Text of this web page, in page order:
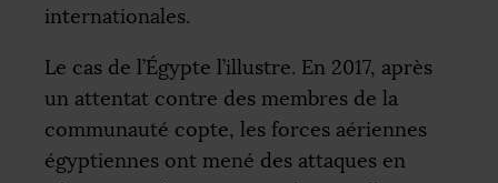
internationales.
Le cas de l’Égypte l’illustre. En 2017, après
un attentat contre des membres de la
communauté copte, les forces aériennes
égyptiennes ont mené des attaques en